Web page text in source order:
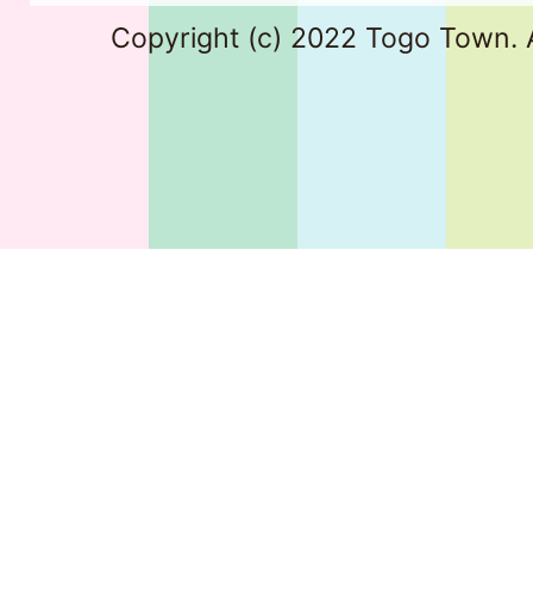
Copyright (c) 2022 Togo Town.